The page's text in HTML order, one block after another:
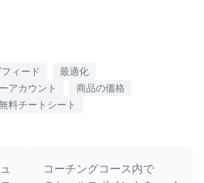
ィード
最適化
アカウント
商品の価格
料チートシート
コーチングコース内で